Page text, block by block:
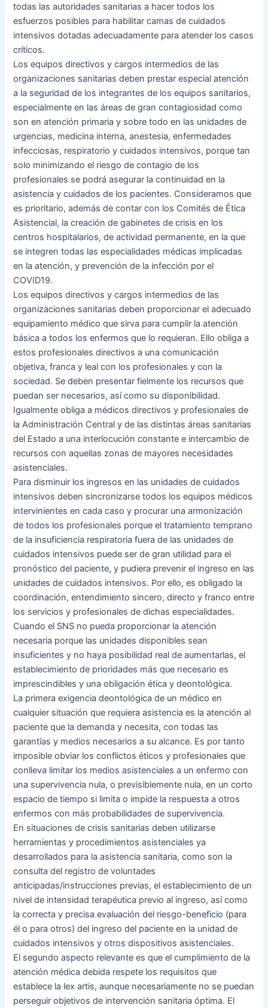
todas las autoridades sanitarias a hacer todos los
esfuerzos posibles para habilitar camas de cuidados
intensivos dotadas adecuadamente para atender los casos
críticos.
Los equipos directivos y cargos intermedios de las
organizaciones sanitarias deben prestar especial atención
a la seguridad de los integrantes de los equipos sanitarios,
especialmente en las áreas de gran contagiosidad como
son en atención primaria y sobre todo en las unidades de
urgencias, medicina interna, anestesia, enfermedades
infecciosas, respiratorio y cuidados intensivos, porque tan
solo minimizando el riesgo de contagio de los
profesionales se podrá asegurar la continuidad en la
asistencia y cuidados de los pacientes. Consideramos que
es prioritario, además de contar con los Comités de Ética
Asistencial, la creación de gabinetes de crisis en los
centros hospitalarios, de actividad permanente, en la que
se integren todas las especialidades médicas implicadas
en la atención, y prevención de la infección por el
COVID19.
Los equipos directivos y cargos intermedios de las
organizaciones sanitarias deben proporcionar el adecuado
equipamiento médico que sirva para cumplir la atención
básica a todos los enfermos que lo requieran. Ello obliga a
estos profesionales directivos a una comunicación
objetiva, franca y leal con los profesionales y con la
sociedad. Se deben presentar fielmente los recursos que
puedan ser necesarios, así como su disponibilidad.
Igualmente obliga a médicos directivos y profesionales de
la Administración Central y de las distintas áreas sanitarias
del Estado a una interlocución constante e intercambio de
recursos con aquellas zonas de mayores necesidades
asistenciales.
Para disminuir los ingresos en las unidades de cuidados
intensivos deben sincronizarse todos los equipos médicos
intervinientes en cada caso y procurar una armonización
de todos los profesionales porque el tratamiento temprano
de la insuficiencia respiratoria fuera de las unidades de
cuidados intensivos puede ser de gran utilidad para el
pronóstico del paciente, y pudiera prevenir el ingreso en las
unidades de cuidados intensivos. Por ello, es obligado la
coordinación, entendimiento sincero, directo y franco entre
los servicios y profesionales de dichas especialidades.
Cuando el SNS no pueda proporcionar la atención
necesaria porque las unidades disponibles sean
insuficientes y no haya posibilidad real de aumentarlas, el
establecimiento de prioridades más que necesario es
imprescindibles y una obligación ética y deontológica.
La primera exigencia deontológica de un médico en
cualquier situación que requiera asistencia es la atención al
paciente que la demanda y necesita, con todas las
garantías y medios necesarios a su alcance. Es por tanto
imposible obviar los conflictos éticos y profesionales que
conlleva limitar los medios asistenciales a un enfermo con
una supervivencia nula, o previsiblemente nula, en un corto
espacio de tiempo si limita o impide la respuesta a otros
enfermos con más probabilidades de supervivencia.
En situaciones de crisis sanitarias deben utilizarse
herramientas y procedimientos asistenciales ya
desarrollados para la asistencia sanitaria, como son la
consulta del registro de voluntades
anticipadas/instrucciones previas, el establecimiento de un
nivel de intensidad terapéutica previo al ingreso, así como
la correcta y precisa evaluación del riesgo-beneficio (para
él o para otros) del ingreso del paciente en la unidad de
cuidados intensivos y otros dispositivos asistenciales.
El segundo aspecto relevante es que el cumplimiento de la
atención médica debida respete los requisitos que
establece la lex artis, aunque necesariamente no se puedan
perseguir objetivos de intervención sanitaria óptima. El